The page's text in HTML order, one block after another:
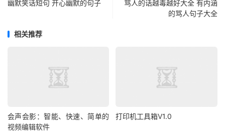
幽默笑话短句 开心幽默的句子
骂人的话越毒越好大全 有内涵
的骂人句子大全
相关推荐
会声会影：智能、快速、简单的
视频编辑软件
打印机工具箱V1.0